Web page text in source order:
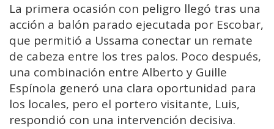
La primera ocasión con peligro llegó tras una
acción a balón parado ejecutada por Escobar,
que permitió a Ussama conectar un remate
de cabeza entre los tres palos. Poco después,
una combinación entre Alberto y Guille
Espínola generó una clara oportunidad para
los locales, pero el portero visitante, Luis,
respondió con una intervención decisiva.